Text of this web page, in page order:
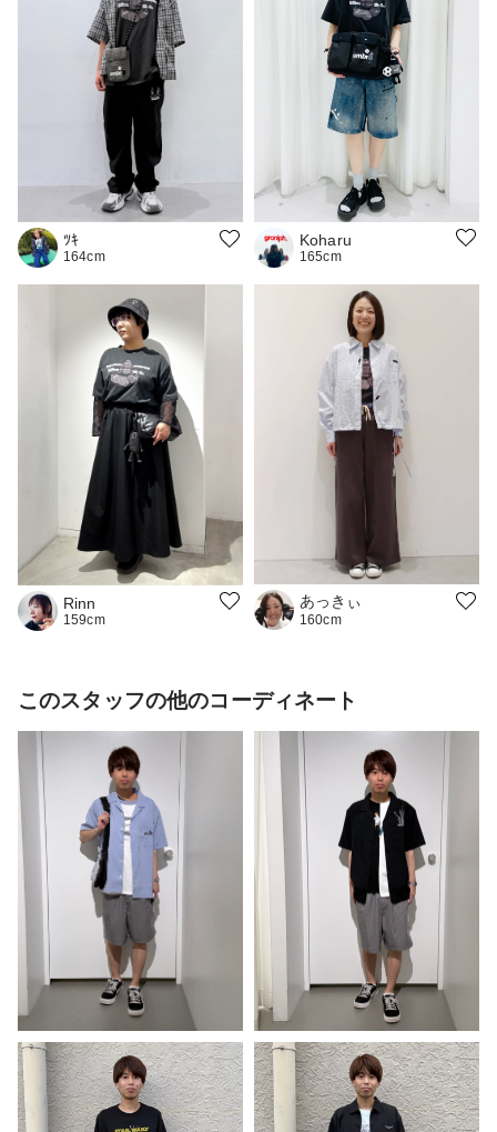
ﾂｷ
164cm
Koharu
165cm
Rinn
159cm
あっきぃ
160cm
このスタッフの他のコーディネート